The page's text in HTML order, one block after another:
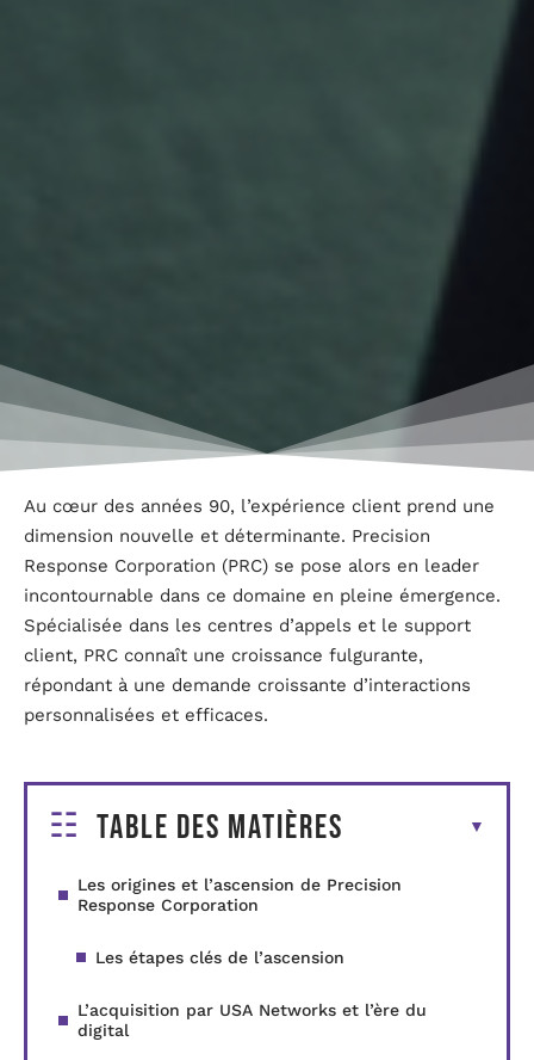
Au cœur des années 90, l’expérience client prend une
dimension nouvelle et déterminante. Precision
Response Corporation (PRC) se pose alors en leader
incontournable dans ce domaine en pleine émergence.
Spécialisée dans les centres d’appels et le support
client, PRC connaît une croissance fulgurante,
répondant à une demande croissante d’interactions
personnalisées et efficaces.
Table des matières
Les origines et l’ascension de Precision
Response Corporation
Les étapes clés de l’ascension
L’acquisition par USA Networks et l’ère du
digital